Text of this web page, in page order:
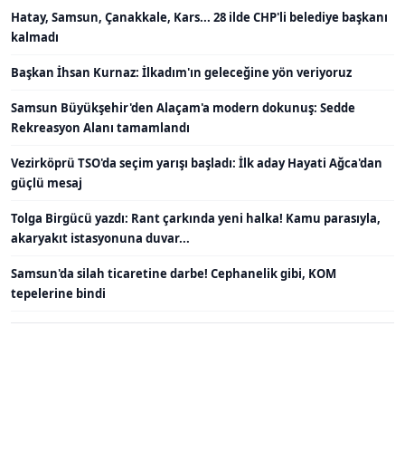
Hatay, Samsun, Çanakkale, Kars... 28 ilde CHP'li belediye başkanı
kalmadı
Başkan İhsan Kurnaz: İlkadım'ın geleceğine yön veriyoruz
Samsun Büyükşehir'den Alaçam'a modern dokunuş: Sedde
Rekreasyon Alanı tamamlandı
Vezirköprü TSO'da seçim yarışı başladı: İlk aday Hayati Ağca'dan
güçlü mesaj
Tolga Birgücü yazdı: Rant çarkında yeni halka! Kamu parasıyla,
akaryakıt istasyonuna duvar...
Samsun'da silah ticaretine darbe! Cephanelik gibi, KOM
tepelerine bindi